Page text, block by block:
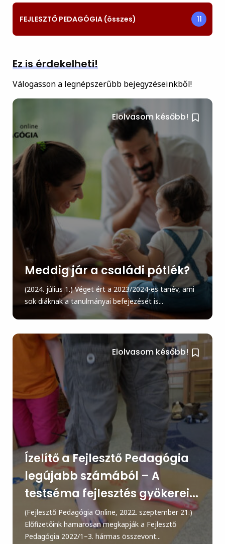
FEJLESZTŐ PEDAGÓGIA (összes) 11
Ez is érdekelheti!
Válogasson a legnépszerűbb bejegyzéseinkből!
Elolvasom később!
Meddig jár a családi pótlék?
(2024. július 1.) Véget ért a 2023/2024-es tanév, ami
sok diáknak a tanulmányai befejezését is...
Elolvasom később!
Ízelítő a Fejlesztő Pedagógia
legújabb számából – A
testséma fejlesztés gyökerei...
(Fejlesztő Pedagógia Online, 2022. szeptember 21.)
Előfizetőink hamarosan megkapják a Fejlesztő
Pedagógia 2022/1–3. hármas összevont...